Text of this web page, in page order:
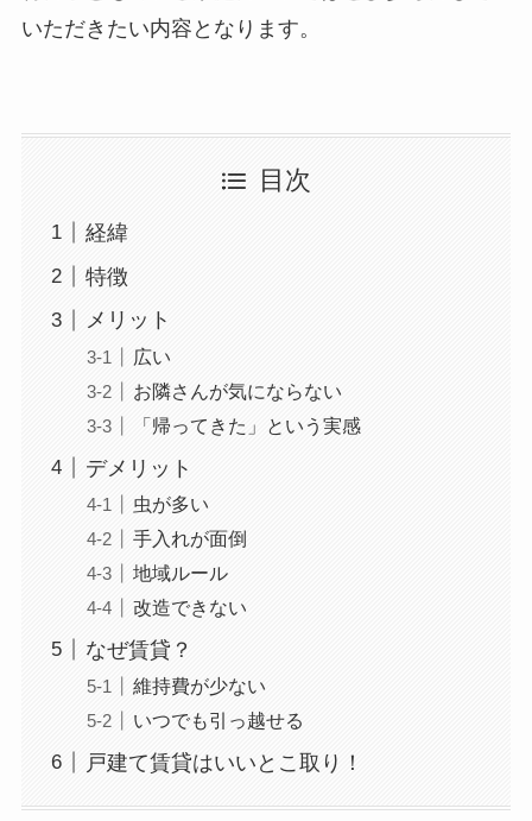
いただきたい内容となります。
目次
経緯
特徴
メリット
広い
お隣さんが気にならない
「帰ってきた」という実感
デメリット
虫が多い
手入れが面倒
地域ルール
改造できない
なぜ賃貸？
維持費が少ない
いつでも引っ越せる
戸建て賃貸はいいとこ取り！